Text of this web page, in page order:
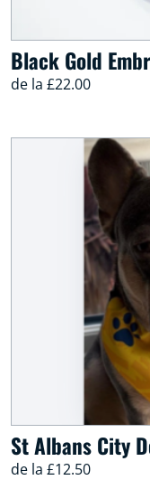
Black Gold
de la £22.00
St Albans City
de la £12.50